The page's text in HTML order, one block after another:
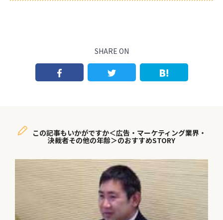
SHARE ON
この記事もいかがですか＜広告・マーケティング業界・
決裁者その他の年齢＞のおすすめSTORY